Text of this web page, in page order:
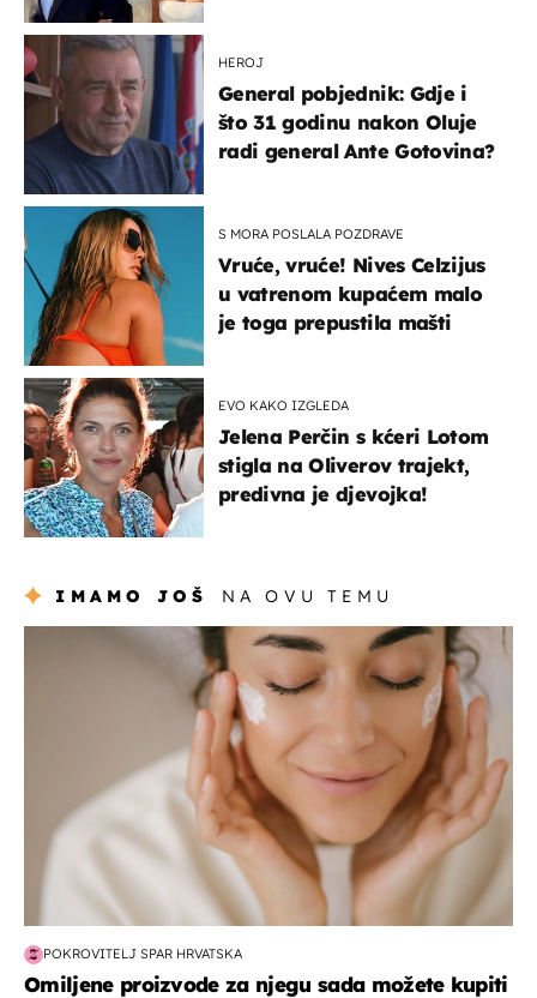
HEROJ
General pobjednik: Gdje i
što 31 godinu nakon Oluje
radi general Ante Gotovina?
S MORA POSLALA POZDRAVE
Vruće, vruće! Nives Celzijus
u vatrenom kupaćem malo
je toga prepustila mašti
EVO KAKO IZGLEDA
Jelena Perčin s kćeri Lotom
stigla na Oliverov trajekt,
predivna je djevojka!
IMAMO JOŠ NA OVU TEMU
moda & ljepota
POKROVITELJ SPAR HRVATSKA
Omiljene proizvode za njegu sada možete kupiti